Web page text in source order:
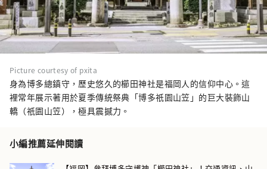
Picture courtesy of pxita
身為博多總鎮守，歷史悠久的櫛田神社是福岡人的信仰中心。這
裡常年展示著用於夏季傳統祭典「博多祇園山笠」的巨大裝飾山
轎（祇園山笠），極具震撼力。
小編推薦延伸閱讀